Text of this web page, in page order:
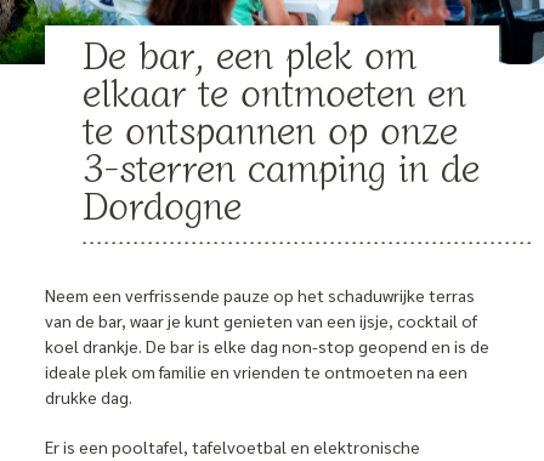
De bar, een plek om
elkaar te ontmoeten en
te ontspannen op onze
3-sterren camping in de
Dordogne
Neem een verfrissende pauze op het schaduwrijke terras
van de bar, waar je kunt genieten van een ijsje, cocktail of
koel drankje. De bar is elke dag non-stop geopend en is de
ideale plek om familie en vrienden te ontmoeten na een
drukke dag.
Er is een pooltafel, tafelvoetbal en elektronische